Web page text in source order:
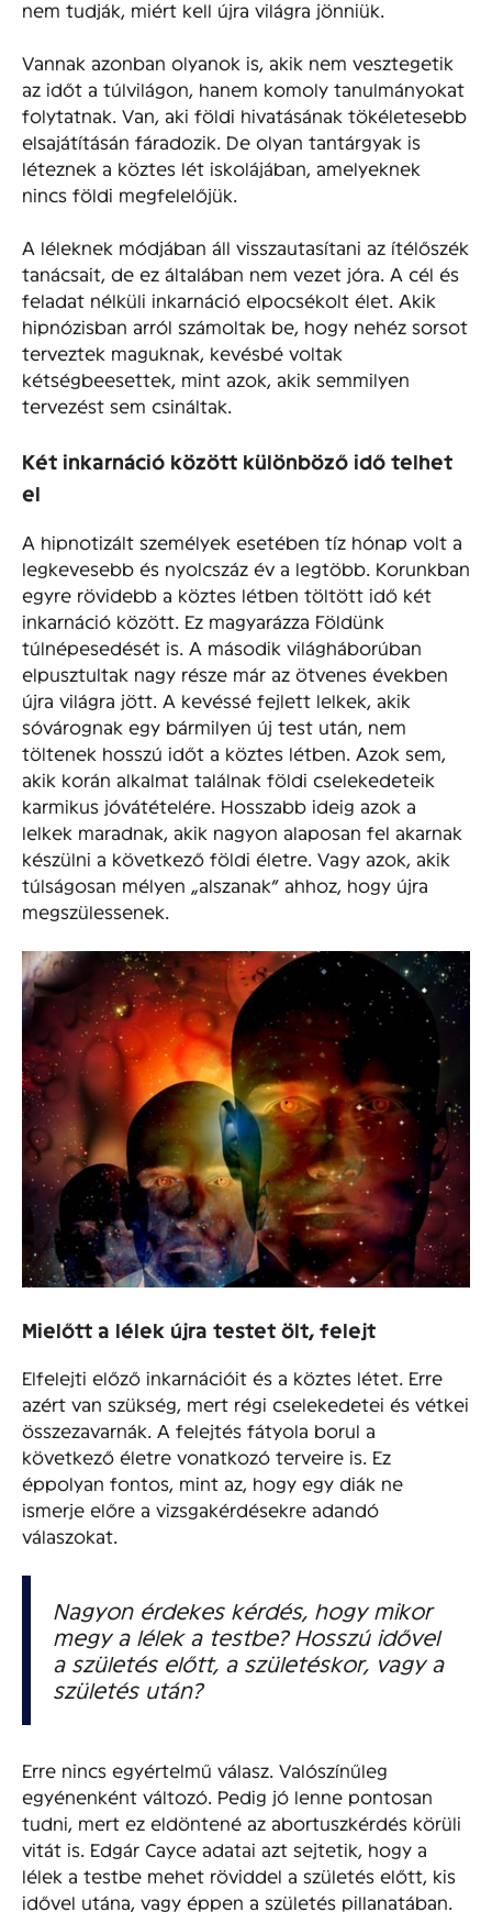
nem tudják, miért kell újra világra jönniük.
Vannak azonban olyanok is, akik nem vesztegetik
az időt a túlvilágon, hanem komoly tanulmányokat
folytatnak. Van, aki földi hivatásának tökéletesebb
elsajátításán fáradozik. De olyan tantárgyak is
léteznek a köztes lét iskolájában, amelyeknek
nincs földi megfelelőjük.
A léleknek módjában áll visszautasítani az ítélőszék
tanácsait, de ez általában nem vezet jóra. A cél és
feladat nélküli inkarnáció elpocsékolt élet. Akik
hipnózisban arról számoltak be, hogy nehéz sorsot
terveztek maguknak, kevésbé voltak
kétségbeesettek, mint azok, akik semmilyen
tervezést sem csináltak.
Két inkarnáció között különböző idő telhet
el
A hipnotizált személyek esetében tíz hónap volt a
legkevesebb és nyolcszáz év a legtöbb. Korunkban
egyre rövidebb a köztes létben töltött idő két
inkarnáció között. Ez magyarázza Földünk
túlnépesedését is. A második világháborúban
elpusztultak nagy része már az ötvenes években
újra világra jött. A kevéssé fejlett lelkek, akik
sóvárognak egy bármilyen új test után, nem
töltenek hosszú időt a köztes létben. Azok sem,
akik korán alkalmat találnak földi cselekedeteik
karmikus jóvátételére. Hosszabb ideig azok a
lelkek maradnak, akik nagyon alaposan fel akarnak
készülni a következő földi életre. Vagy azok, akik
túlságosan mélyen „alszanak” ahhoz, hogy újra
megszülessenek.
Mielőtt a lélek újra testet ölt, felejt
Elfelejti előző inkarnációit és a köztes létet. Erre
azért van szükség, mert régi cselekedetei és vétkei
összezavarnák. A felejtés fátyola borul a
következő életre vonatkozó terveire is. Ez
éppolyan fontos, mint az, hogy egy diák ne
ismerje előre a vizsgakérdésekre adandó
válaszokat.
Nagyon érdekes kérdés, hogy mikor
megy a lélek a testbe? Hosszú idővel
a születés előtt, a születéskor, vagy a
születés után?
Erre nincs egyértelmű válasz. Valószínűleg
egyénenként változó. Pedig jó lenne pontosan
tudni, mert ez eldöntené az abortuszkérdés körüli
vitát is. Edgár Cayce adatai azt sejtetik, hogy a
lélek a testbe mehet röviddel a születés előtt, kis
idővel utána, vagy éppen a születés pillanatában.